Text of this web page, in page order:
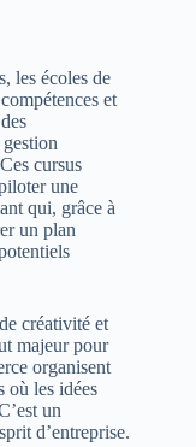
les écoles de
et
cursus
une
qui, grâce à
un plan
créativité et
majeur pour
organisent
où les idées
un
d’entreprise.